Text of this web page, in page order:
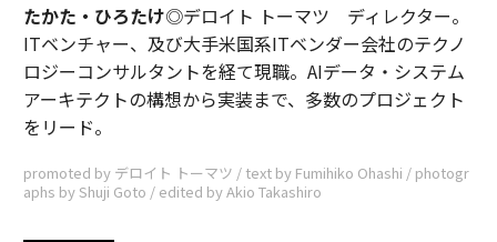
たかた・ひろたけ◎デロイト トーマツ ディレクター。
ITベンチャー、及び大手米国系ITベンダー会社のテクノ
ロジーコンサルタントを経て現職。AIデータ・システム
アーキテクトの構想から実装まで、多数のプロジェクト
をリード。
promoted by デロイト トーマツ / text by Fumihiko Ohashi / photogr
aphs by Shuji Goto / edited by Akio Takashiro